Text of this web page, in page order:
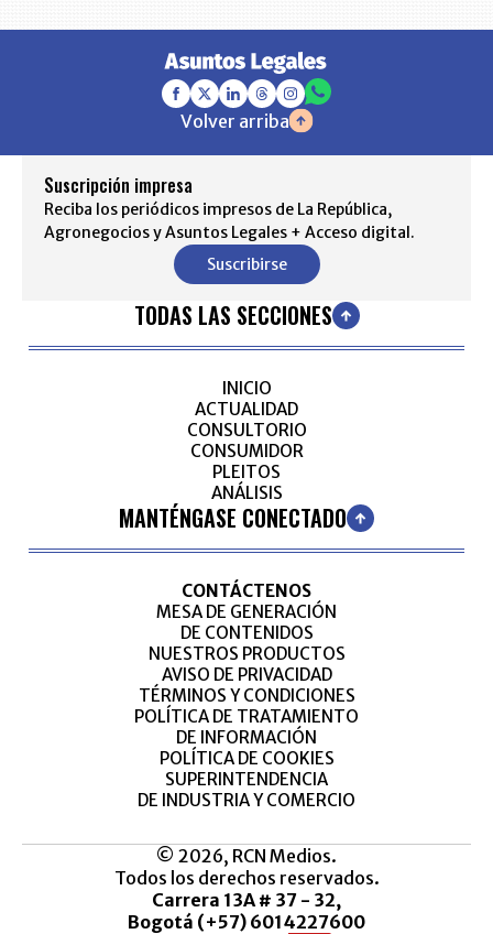
Volver arriba
Suscripción impresa
Reciba los periódicos impresos de La República,
Agronegocios y Asuntos Legales + Acceso digital.
Suscribirse
TODAS LAS SECCIONES
INICIO
ACTUALIDAD
CONSULTORIO
CONSUMIDOR
PLEITOS
ANÁLISIS
MANTÉNGASE CONECTADO
CONTÁCTENOS
MESA DE GENERACIÓN
DE CONTENIDOS
NUESTROS PRODUCTOS
AVISO DE PRIVACIDAD
TÉRMINOS Y CONDICIONES
POLÍTICA DE TRATAMIENTO
DE INFORMACIÓN
POLÍTICA DE COOKIES
SUPERINTENDENCIA
DE INDUSTRIA Y COMERCIO
© 2026, RCN Medios.
Todos los derechos reservados.
Carrera 13A # 37 - 32,
Bogotá (+57) 6014227600